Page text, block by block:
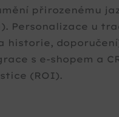
přirozenému
Personalizace u
historie,
s e-shopem a
(ROI).